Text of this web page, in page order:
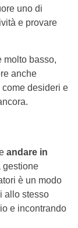
uno di
e provare
molto basso,
anche
come desideri e
andare in
gestione
è un modo
allo stesso
e incontrando